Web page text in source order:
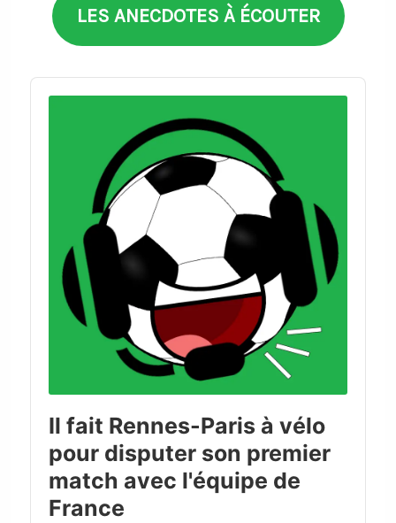
LES ANECDOTES À ÉCOUTER
Audio
Player
Il fait Rennes-Paris à vélo
pour disputer son premier
match avec l'équipe de
France